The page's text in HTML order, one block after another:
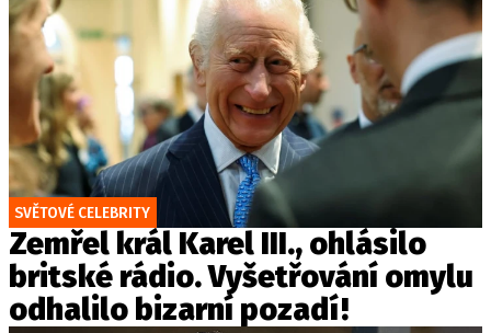
SVĚTOVÉ CELEBRITY
Zemřel král Karel III., ohlásilo
britské rádio. Vyšetřování omylu
odhalilo bizarní pozadí!